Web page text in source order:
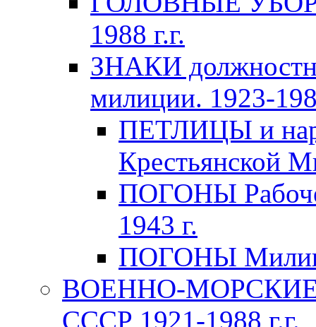
1988 г.г.
ЗНАКИ
милиции. 1923-
ПЕТЛИЦЫ и
Крестьянской
ПОГОНЫ
1943 г.
ПОГОНЫ
ВОЕННО-
СССР 1921-1988 г.г.